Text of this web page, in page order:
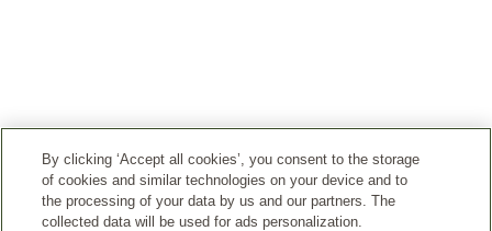
1
By clicking ‘Accept all cookies’, you consent to the storage
of cookies and similar technologies on your device and to
the processing of your data by us and our partners. The
collected data will be used for ads personalization.